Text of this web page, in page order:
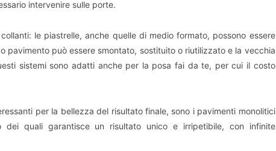
intervenire sulle porte.
le piastrelle, anche quelle di medio formato, possono essere
pavimento può essere smontato, sostituito o riutilizzato e la vecchia
sistemi sono adatti anche per la posa fai da te, per cui il costo
per la bellezza del risultato finale, sono i pavimenti monolitici
quali garantisce un risultato unico e irripetibile, con infinite